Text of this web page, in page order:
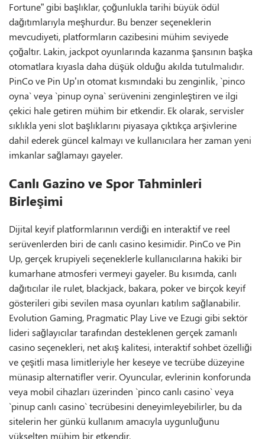
Fortune” gibi başlıklar, çoğunlukla tarihi büyük ödül
dağıtımlarıyla meşhurdur. Bu benzer seçeneklerin
mevcudiyeti, platformların cazibesini mühim seviyede
çoğaltır. Lakin, jackpot oyunlarında kazanma şansının başka
otomatlara kıyasla daha düşük olduğu akılda tutulmalıdır.
PinCo ve Pin Up’ın otomat kısmındaki bu zenginlik, `pinco
oyna` veya `pinup oyna` serüvenini zenginleştiren ve ilgi
çekici hale getiren mühim bir etkendir. Ek olarak, servisler
sıklıkla yeni slot başlıklarını piyasaya çıktıkça arşivlerine
dahil ederek güncel kalmayı ve kullanıcılara her zaman yeni
imkanlar sağlamayı gayeler.
Canlı Gazino ve Spor Tahminleri
Birleşimi
Dijital keyif platformlarının verdiği en interaktif ve reel
serüvenlerden biri de canlı casino kesimidir. PinCo ve Pin
Up, gerçek krupiyeli seçeneklerle kullanıcılarına hakiki bir
kumarhane atmosferi vermeyi gayeler. Bu kısımda, canlı
dağıtıcılar ile rulet, blackjack, bakara, poker ve birçok keyif
gösterileri gibi sevilen masa oyunları katılım sağlanabilir.
Evolution Gaming, Pragmatic Play Live ve Ezugi gibi sektör
lideri sağlayıcılar tarafından desteklenen gerçek zamanlı
casino seçenekleri, net akış kalitesi, interaktif sohbet özelliği
ve çeşitli masa limitleriyle her keseye ve tecrübe düzeyine
münasip alternatifler verir. Oyuncular, evlerinin konforunda
veya mobil cihazları üzerinden `pinco canlı casino` veya
`pinup canlı casino` tecrübesini deneyimleyebilirler, bu da
sitelerin her günkü kullanım amacıyla uygunluğunu
yükselten mühim bir etkendir.